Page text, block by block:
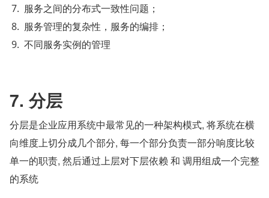
服务之间的分布式一致性问题；
服务管理的复杂性，服务的编排；
不同服务实例的管理
7. 分层
分层是企业应用系统中最常见的一种架构模式, 将系统在横
向维度上切分成几个部分, 每一个部分负责一部分响度比较
单一的职责, 然后通过上层对下层依赖 和 调用组成一个完整
的系统